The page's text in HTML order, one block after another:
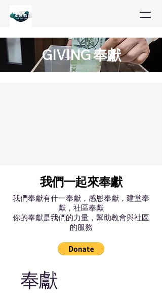
GIVING 奉獻
​我們一起來奉獻
我們奉獻有什一奉獻，感恩奉獻，建堂奉
獻，社區奉獻
​你的奉獻是我們的力量，幫助教會與社區
的服務
​奉獻